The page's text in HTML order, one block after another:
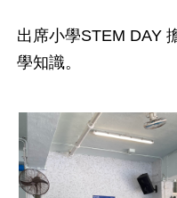
出席小學STEM DAY
學知識。